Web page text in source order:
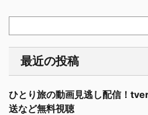
最近の投稿
ひとり旅の動画見逃し配信！
送など無料視聴